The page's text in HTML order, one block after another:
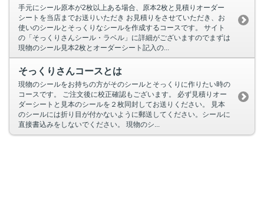
手元にシール原本が2枚以上ある場合、原本2枚と見積りオーダー
シートを当店までお送りいただき お見積りをさせていただき、お
使いのシールとそっくりなシールを作成するコースです。 サイト
の「そっくりさんシール・ラベル」に詳細がございますのでまずは
現物のシール見本2枚とオーダーシート記入の...
そっくりさんコースとは
現物のシールをお持ちの方がそのシールとそっくりに作りたい時の
コースです。 ご注文後に校正確認もございます。 必ず見積りオー
ダーシートと見本のシールを２枚同封してお送りください。 見本
のシールには折り目が付かないように郵送してください。シールに
直接書込みをしないでください。 現物のシ...